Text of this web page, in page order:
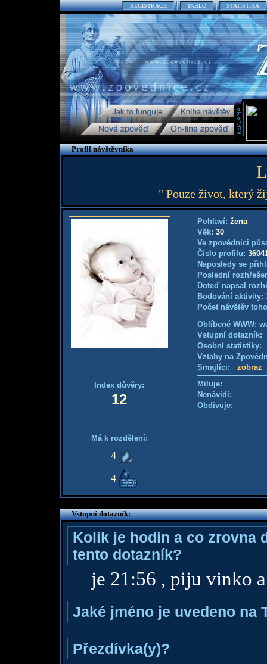
REGISTRACE TABLO STATISTIKA
Profil návštěvníka
" Pouze život, který
Index důvěry:
12
Má k rozdělení:
4
4
Pohlaví: žena
Věk: 30
Ve zpovědnici
Číslo profilu:
Naposledy se
Poslední
Doteď napsal
Bodování aktivity:
Počet návštěv
Oblíbené WWW:
Vstupní
Osobní
Vztahy na
Smajlíci: zobraz
Miluje:
Nenávidí:
Obdivuje:
Vstupní dotazník:
Kolik je hodin a co zrovna
tento dotazník?
je 21:56 , piju vinko
Jaké jméno je uvedeno na
Přezdívka(y)?